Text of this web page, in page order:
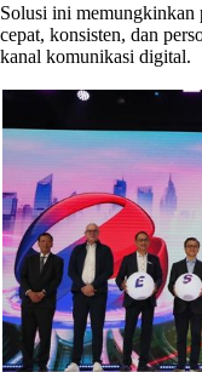
Solusi ini memungkinkan
cepat, konsisten, dan
kanal komunikasi digital.